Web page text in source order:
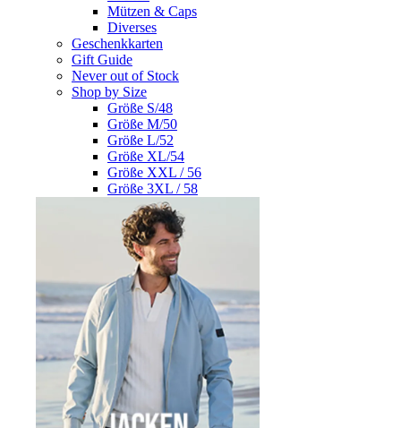
Mützen & Caps
Diverses
Geschenkkarten
Gift Guide
Never out of Stock
Shop by Size
Größe S/48
Größe M/50
Größe L/52
Größe XL/54
Größe XXL / 56
Größe 3XL / 58